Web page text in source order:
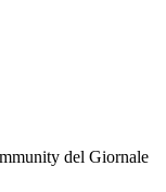
del Giornale